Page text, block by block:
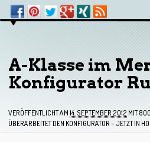
Bilder-Navigation
A-Klasse im
Konfigurator
VERÖFFENTLICHT AM 14. SEPTEMBER 2012 MIT
ÜBERARBEITET DEN KONFIGURATOR – JETZT IN